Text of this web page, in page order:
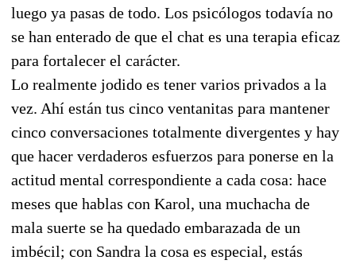
luego ya pasas de todo. Los psicólogos todavía no
se han enterado de que el chat es una terapia eficaz
para fortalecer el carácter.
Lo realmente jodido es tener varios privados a la
vez. Ahí están tus cinco ventanitas para mantener
cinco conversaciones totalmente divergentes y hay
que hacer verdaderos esfuerzos para ponerse en la
actitud mental correspondiente a cada cosa: hace
meses que hablas con Karol, una muchacha de
mala suerte se ha quedado embarazada de un
imbécil; con Sandra la cosa es especial, estás